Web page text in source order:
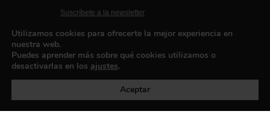
Suscríbete a la newsletter
Política de privacidad
Utilizamos cookies para ofrecerte la mejor experiencia en
nuestra web.
Puedes aprender más sobre qué cookies utilizamos o
desactivarlas en los ajustes.
Aceptar